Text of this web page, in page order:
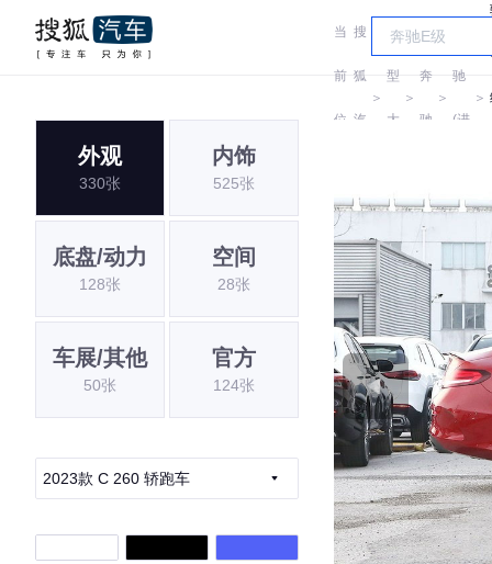
当
前
位
搜
狐
汽
＞
车
型
大
＞
奔
驰
＞
驰
(进
＞
外观
330张
内饰
525张
底盘/动力
128张
空间
28张
车展/其他
50张
官方
124张
2023款 C 260 轿跑车